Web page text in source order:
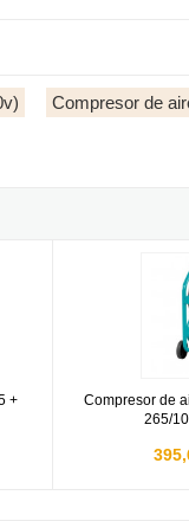
Compresor de
500 litros
+
+ Tanque 500 litros
Compresor de
265/
Compresor de